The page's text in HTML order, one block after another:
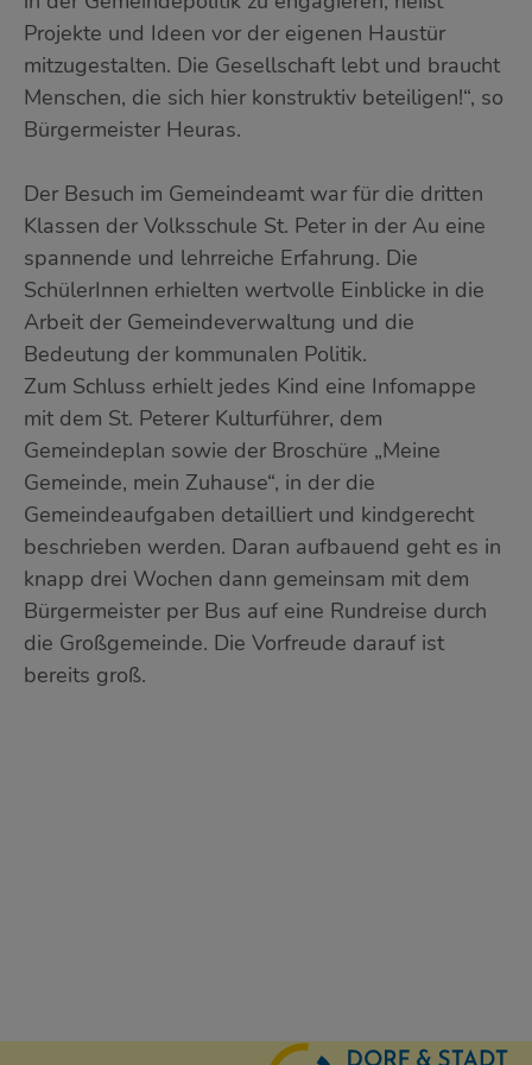
Projekte und Ideen vor der eigenen Haustür
mitzugestalten. Die Gesellschaft lebt und braucht
Menschen, die sich hier konstruktiv beteiligen!“, so
Bürgermeister Heuras.
Der Besuch im Gemeindeamt war für die dritten
Klassen der Volksschule St. Peter in der Au eine
spannende und lehrreiche Erfahrung. Die
SchülerInnen erhielten wertvolle Einblicke in die
Arbeit der Gemeindeverwaltung und die
Bedeutung der kommunalen Politik.
Zum Schluss erhielt jedes Kind eine Infomappe
mit dem St. Peterer Kulturführer, dem
Gemeindeplan sowie der Broschüre „Meine
Gemeinde, mein Zuhause“, in der die
Gemeindeaufgaben detailliert und kindgerecht
beschrieben werden. Daran aufbauend geht es in
knapp drei Wochen dann gemeinsam mit dem
Bürgermeister per Bus auf eine Rundreise durch
die Großgemeinde. Die Vorfreude darauf ist
bereits groß.